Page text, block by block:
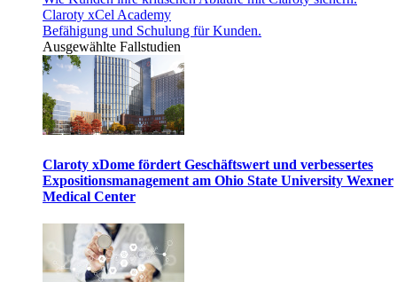
Claroty xCel Academy
Befähigung und Schulung für Kunden.
Ausgewählte Fallstudien
Claroty xDome fördert Geschäftswert und verbessertes
Expositionsmanagement am Ohio State University Wexner
Medical Center